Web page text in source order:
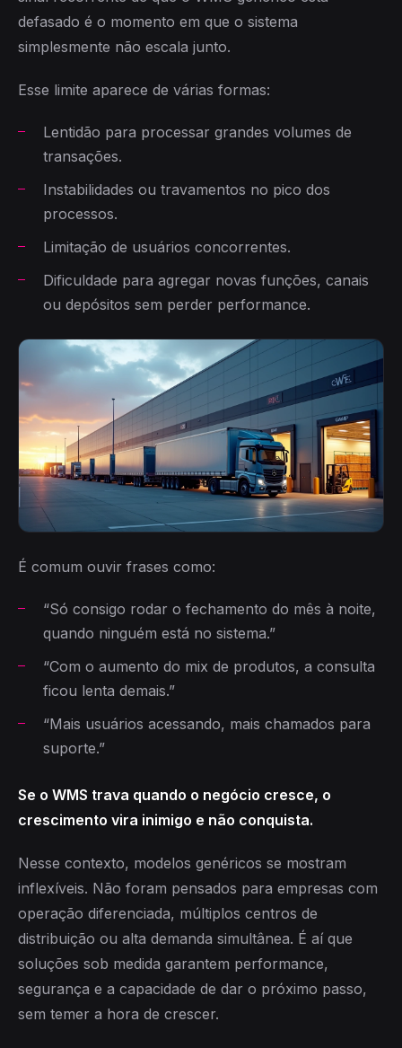
defasado é o momento em que o sistema
simplesmente não escala junto.
Esse limite aparece de várias formas:
Lentidão para processar grandes volumes de
transações.
Instabilidades ou travamentos no pico dos
processos.
Limitação de usuários concorrentes.
Dificuldade para agregar novas funções, canais
ou depósitos sem perder performance.
É comum ouvir frases como:
“Só consigo rodar o fechamento do mês à noite,
quando ninguém está no sistema.”
“Com o aumento do mix de produtos, a consulta
ficou lenta demais.”
“Mais usuários acessando, mais chamados para
suporte.”
Se o WMS trava quando o negócio cresce, o
crescimento vira inimigo e não conquista.
Nesse contexto, modelos genéricos se mostram
inflexíveis. Não foram pensados para empresas com
operação diferenciada, múltiplos centros de
distribuição ou alta demanda simultânea. É aí que
soluções sob medida garantem performance,
segurança e a capacidade de dar o próximo passo,
sem temer a hora de crescer.